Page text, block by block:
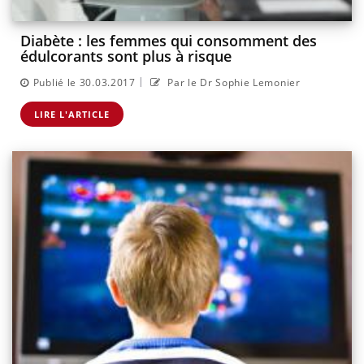
Diabète : les femmes qui consomment des
édulcorants sont plus à risque
Publié le 30.03.2017 | Par le Dr Sophie Lemonier
LIRE L'ARTICLE